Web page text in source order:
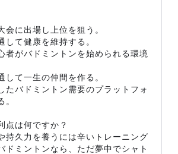
会に出場し上位を狙う。
して健康を維持する。
者がバドミントンを始められる環境
して一生の仲間を作る。
たバドミントン需要のプラットフォ
点は何ですか？
持久力を養うには辛いトレーニング
ドミントンなら、ただ夢中でシャト